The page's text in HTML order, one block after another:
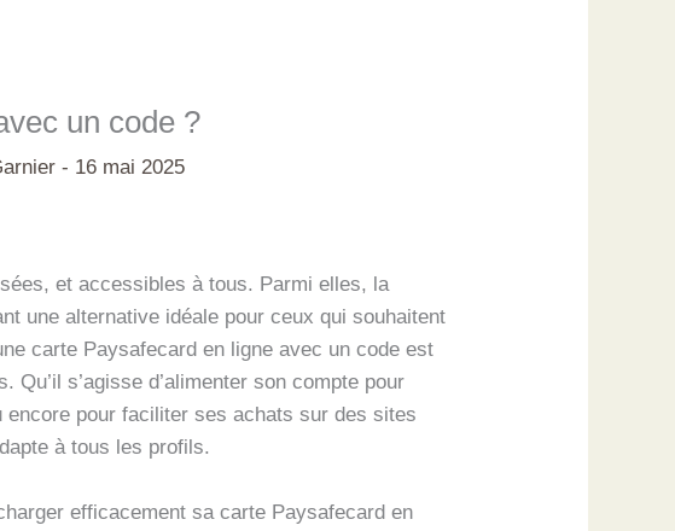
un code ?
- 16 mai 2025
et accessibles à tous. Parmi elles, la
une alternative idéale pour ceux qui souhaitent
carte Paysafecard en ligne avec un code est
s’agisse d’alimenter son compte pour
pour faciliter ses achats sur des sites
à tous les profils.
efficacement sa carte Paysafecard en